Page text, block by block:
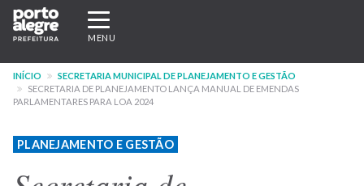
Pular
para
conteúdo
principal
Expandir/recolher
navegação
MENU
INÍCIO
SECRETARIA MUNICIPAL DE PLANEJAMENTO E GESTÃO
SECRETARIA DE PLANEJAMENTO LANÇA MANUAL DE EMENDAS
PARLAMENTARES PARA LOA 2024
PLANEJAMENTO E GESTÃO